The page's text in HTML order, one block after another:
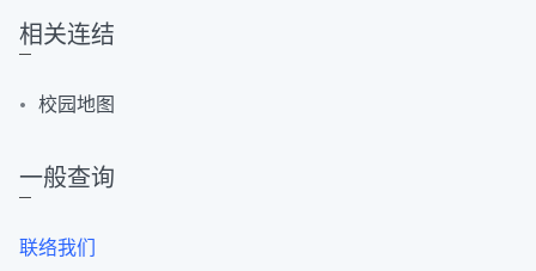
相关连结
校园地图
一般查询
联络我们